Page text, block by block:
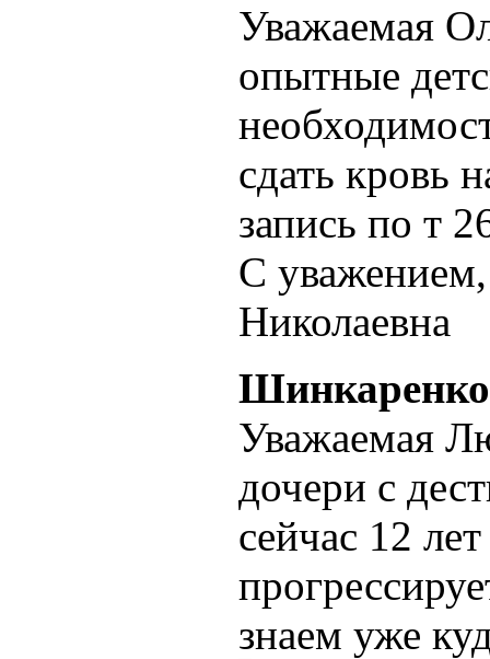
Уважаемая
опытные
сдать кровь
запись по т
С
Николаевна
Уважаемая
дочери с
сейчас 12
знаем уже